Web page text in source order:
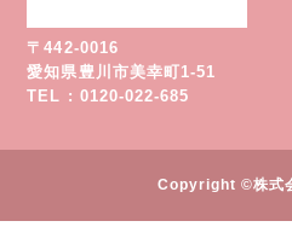
〒442-0016
愛知県豊川市美幸町1-51
TEL : 0120-022-685
Copyright ©株式